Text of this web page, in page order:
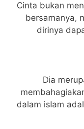
Cinta bukan
bersamanya,
dirinya
Dia
dalam islam